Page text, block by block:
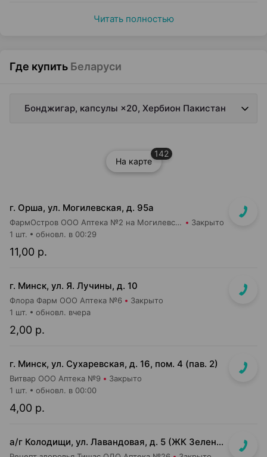
Читать полностью
Где купить Беларуси
Бонджигар, капсулы ×20, Хербион Пакистан
На карте
142
г. Орша, ул. Могилевская, д. 95а
ФармОстров ООО Аптека №2 на Могилевской Закрыто
11,00 р.
1 шт. обновл. в 00:29
г. Минск, ул. Я. Лучины, д. 10
Флора Фарм ООО Аптека №6 Закрыто
2,00 р.
1 шт. обновл. вчера
г. Минск, ул. Сухаревская, д. 16, пом. 4 (пав. 2)
Витвар ООО Аптека №9 Закрыто
4,00 р.
1 шт. обновл. в 00:00
а/г Колодищи, ул. Лавандовая, д. 5 (ЖК Зеленая гавань)